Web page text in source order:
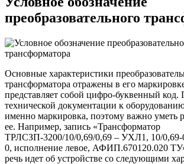
преобразовательного
Основные характеристики
трансформатора отражены в его
представляет собой цифро-буквенный код.
технической документации к
именно маркировка, поэтому важно уметь
ее. Например, запись «Трансформатор
ТРЛСЗП-3200/10/0,69/0,69 – УХЛ1, 10/
0, исполнение левое, АФИП.670120.020 ТУ»
речь идет об устройстве со следующими